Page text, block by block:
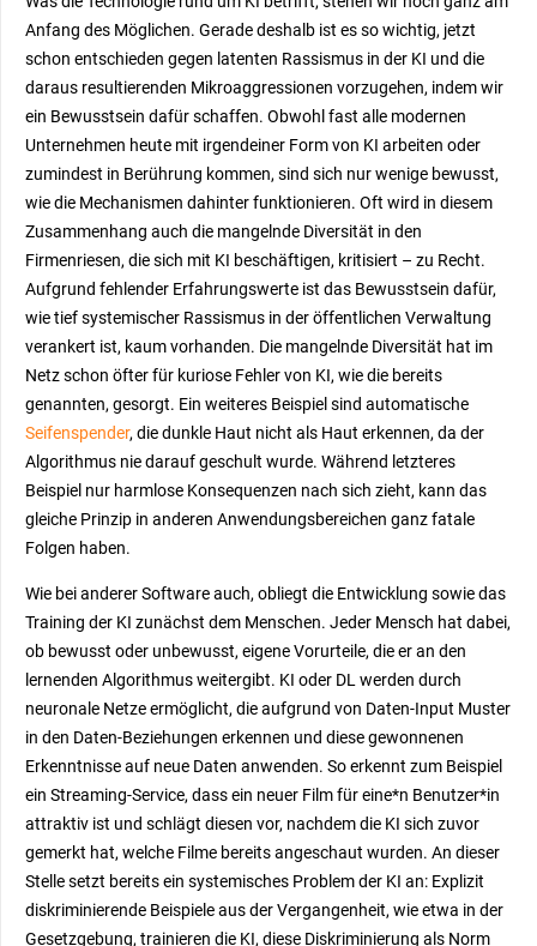
Anfang des Möglichen. Gerade deshalb ist es so wichtig, jetzt
schon entschieden gegen latenten Rassismus in der KI und die
daraus resultierenden Mikroaggressionen vorzugehen, indem wir
ein Bewusstsein dafür schaffen. Obwohl fast alle modernen
Unternehmen heute mit irgendeiner Form von KI arbeiten oder
zumindest in Berührung kommen, sind sich nur wenige bewusst,
wie die Mechanismen dahinter funktionieren. Oft wird in diesem
Zusammenhang auch die mangelnde Diversität in den
Firmenriesen, die sich mit KI beschäftigen, kritisiert – zu Recht.
Aufgrund fehlender Erfahrungswerte ist das Bewusstsein dafür,
wie tief systemischer Rassismus in der öffentlichen Verwaltung
verankert ist, kaum vorhanden. Die mangelnde Diversität hat im
Netz schon öfter für kuriose Fehler von KI, wie die bereits
genannten, gesorgt. Ein weiteres Beispiel sind automatische
Seifenspender, die dunkle Haut nicht als Haut erkennen, da der
Algorithmus nie darauf geschult wurde. Während letzteres
Beispiel nur harmlose Konsequenzen nach sich zieht, kann das
gleiche Prinzip in anderen Anwendungsbereichen ganz fatale
Folgen haben.
Wie bei anderer Software auch, obliegt die Entwicklung sowie das
Training der KI zunächst dem Menschen. Jeder Mensch hat dabei,
ob bewusst oder unbewusst, eigene Vorurteile, die er an den
lernenden Algorithmus weitergibt. KI oder DL werden durch
neuronale Netze ermöglicht, die aufgrund von Daten-Input Muster
in den Daten-Beziehungen erkennen und diese gewonnenen
Erkenntnisse auf neue Daten anwenden. So erkennt zum Beispiel
ein Streaming-Service, dass ein neuer Film für eine*n Benutzer*in
attraktiv ist und schlägt diesen vor, nachdem die KI sich zuvor
gemerkt hat, welche Filme bereits angeschaut wurden. An dieser
Stelle setzt bereits ein systemisches Problem der KI an: Explizit
diskriminierende Beispiele aus der Vergangenheit, wie etwa in der
Gesetzgebung, trainieren die KI, diese Diskriminierung als Norm